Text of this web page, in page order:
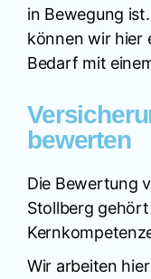
in Bewegung
können wir hier
Bedarf mit
bewerten
Die Bewertung
Stollberg
Wir arbeiten